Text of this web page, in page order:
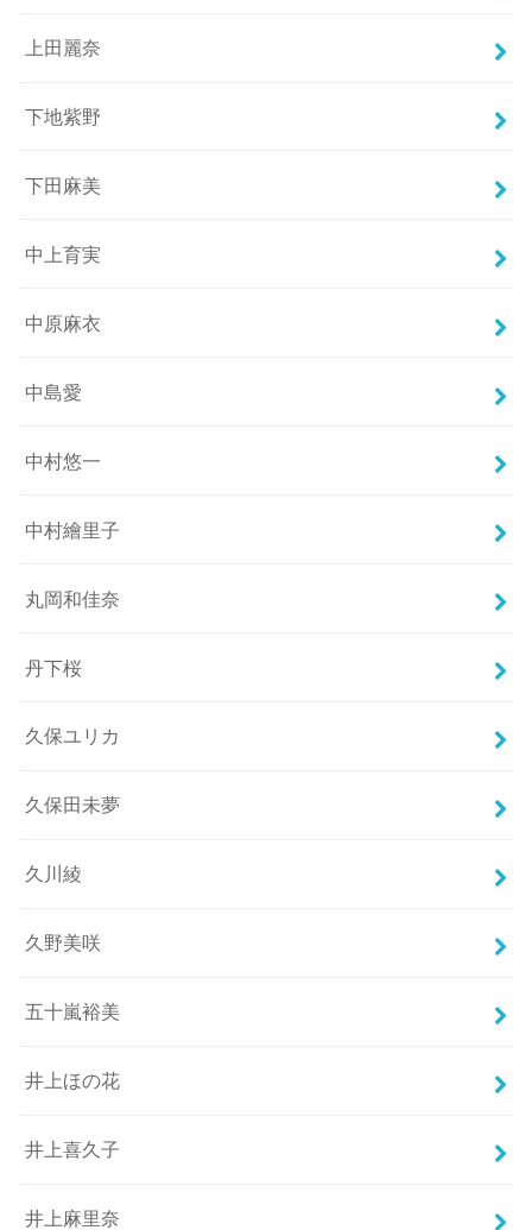
上田麗奈
下地紫野
下田麻美
中上育実
中原麻衣
中島愛
中村悠一
中村繪里子
丸岡和佳奈
丹下桜
久保ユリカ
久保田未夢
久川綾
久野美咲
五十嵐裕美
井上ほの花
井上喜久子
井上麻里奈